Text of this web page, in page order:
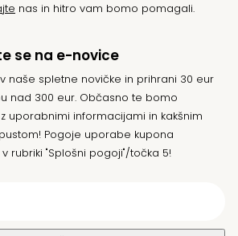
nas in hitro vam bomo pomagali.
se na e-novice
naše spletne novičke in prihrani 30 eur
nad 300 eur. Občasno te bomo
uporabnimi informacijami in kakšnim
Pogoje uporabe kupona
rubriki "Splošni pogoji"/točka 5!